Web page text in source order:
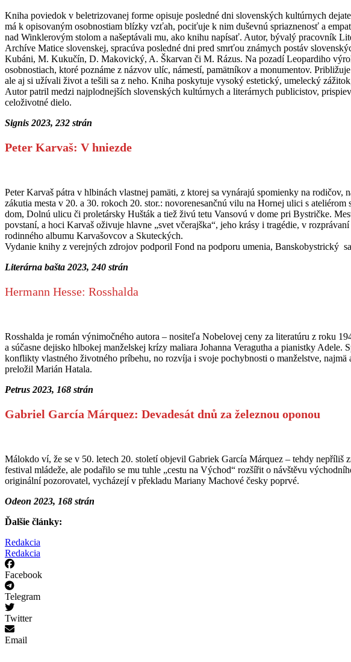
Kniha poviedok v beletrizovanej forme opisuje posledné dni slovenských kultúrnych
má k opisovaným osobnostiam blízky vzťah, pociťuje k nim duševnú spriaznenosť a
nad Winklerovým stolom a našeptávali mu, ako knihu napísať. Autor, bývalý pracovník
Archíve Matice slovenskej, spracúva posledné dni pred smrťou známych postáv
Kubáni, M. Kukučín, D. Makovický, A. Škarvan či M. Rázus. Na pozadí Leopardiho
osobnostiach, ktoré poznáme z názvov ulíc, námestí, pamätníkov a monumentov.
ale aj si užívali život a tešili sa z neho. Kniha poskytuje vysoký estetický, umelecký
Autor patril medzi najplodnejších slovenských kultúrnych a literárnych publicistov,
celoživotné dielo.
Signis 2023, 232 strán
Peter Karvaš: V hniezde
Peter Karvaš pátra v hlbinách vlastnej pamäti, z ktorej sa vynárajú spomienky na
zákutia mesta v 20. a 30. rokoch 20. stor.: novorenesančnú vilu na Hornej ulici s
dom, Dolnú ulicu či proletársky Hušták a tiež živú tetu Vansovú v dome pri Bystričke.
povstaní, a hoci Karvaš oživuje hlavne „svet včerajška“, jeho krásy i tragédie, v
rodinného albumu Karvašovcov a Skuteckých.
Vydanie knihy z verejných zdrojov podporil Fond na podporu umenia, Banskobystrický
Literárna bašta 2023, 240 strán
Hermann Hesse: Rosshalda
Rosshalda je román výnimočného autora – nositeľa Nobelovej ceny za literatúru z roku
a súčasne dejisko hlbokej manželskej krízy maliara Johanna Veragutha a pianistky
konflikty vlastného životného príbehu, no rozvíja i svoje pochybnosti o manželstve,
preložil Marián Hatala.
Petrus 2023, 168 strán
Gabriel García Márquez: Devadesát dnů za železnou oponou
Málokdo ví, že se v 50. letech 20. století objevil Gabriek García Márquez – tehdy
festival mládeže, ale podařilo se mu tuhle „cestu na Východ“ rozšířit o návštěvu
originální pozorovatel, vycházejí v překladu Mariany Machové česky poprvé.
Odeon 2023, 168 strán
Ďalšie články:
Redakcia
Redakcia
Facebook
Telegram
Twitter
Email